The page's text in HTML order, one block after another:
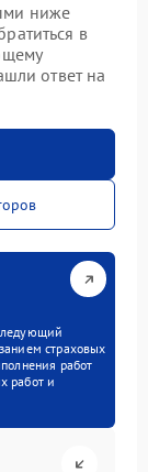
ниже
в
ответ на
страховых
работ
работ и